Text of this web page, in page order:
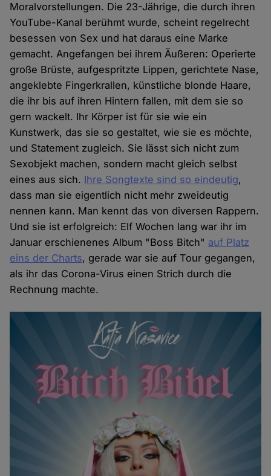
Moralvorstellungen. Die 23-Jährige, die durch ihren
YouTube-Kanal berühmt wurde, scheint regelrecht
besessen von Sex und hat daraus eine Marke
gemacht. Angefangen bei ihrem Äußeren: Operierte
große Brüste, aufgespritzte Lippen, gerichtete Nase,
angeklebte Fingerkrallen, künstliche blonde Haare,
die ihr bis auf ihren Hintern fallen, mit dem sie so
gern wackelt. Ihr Körper ist für sie wie ein
Kunstwerk, das sie so gestaltet, wie sie es möchte,
und Statement zugleich. Sie lässt sich nicht zum
Sexobjekt machen, sondern macht gleich selbst
eines aus sich. Ihre Songtexte sind so eindeutig,
dass man sie eigentlich nicht mehr zweideutig
nennen kann. Man kennt das von diversen Rappern.
Und sie ist erfolgreich: Elf Wochen lang war ihr im
Januar erschienenes Album "Boss Bitch" auf Platz
eins der Charts, gerade war sie auf Tour gegangen,
als ihr das Corona-Virus einen Strich durch die
Rechnung machte.